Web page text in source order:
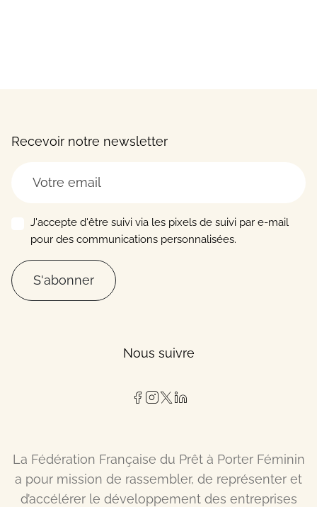
Recevoir notre newsletter
J'accepte d'être suivi via les pixels de suivi par e-mail
pour des communications personnalisées.
S'abonner
Nous suivre
La Fédération Française du Prêt à Porter Féminin
a pour mission de rassembler, de représenter et
d’accélérer le développement des entreprises